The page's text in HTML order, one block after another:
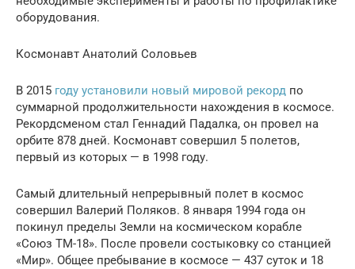
оборудования.
Космонавт Анатолий Соловьев
В 2015 году установили новый мировой рекорд по
суммарной продолжительности нахождения в космосе.
Рекордсменом стал Геннадий Падалка, он провел на
орбите 878 дней. Космонавт совершил 5 полетов,
первый из которых — в 1998 году.
Самый длительный непрерывный полет в космос
совершил Валерий Поляков. 8 января 1994 года он
покинул пределы Земли на космическом корабле
«Союз ТМ-18». После провели состыковку со станцией
«Мир». Общее пребывание в космосе — 437 суток и 18